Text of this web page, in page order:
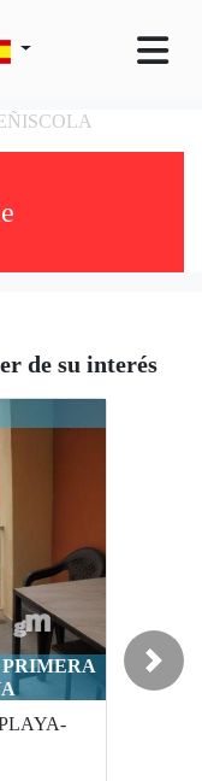
de su interés
PRIMERA
Next